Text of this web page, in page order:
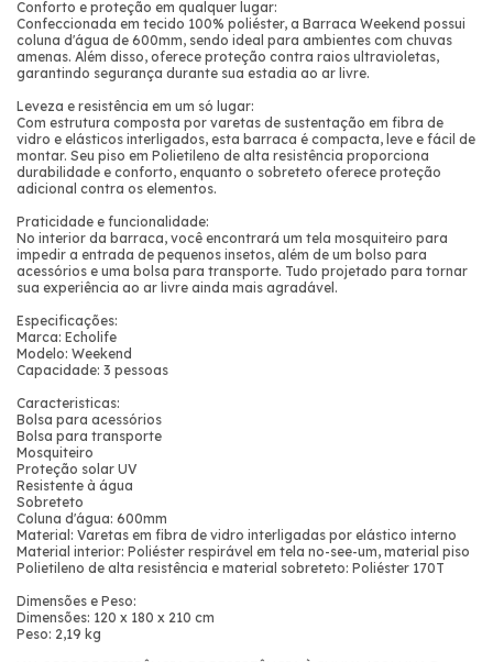
Conforto e proteção em qualquer lugar:
Confeccionada em tecido 100% poliéster, a Barraca Weekend possui
coluna d'água de 600mm, sendo ideal para ambientes com chuvas
amenas. Além disso, oferece proteção contra raios ultravioletas,
garantindo segurança durante sua estadia ao ar livre.
Leveza e resistência em um só lugar:
Com estrutura composta por varetas de sustentação em fibra de
vidro e elásticos interligados, esta barraca é compacta, leve e fácil de
montar. Seu piso em Polietileno de alta resistência proporciona
durabilidade e conforto, enquanto o sobreteto oferece proteção
adicional contra os elementos.
Praticidade e funcionalidade:
No interior da barraca, você encontrará um tela mosquiteiro para
impedir a entrada de pequenos insetos, além de um bolso para
acessórios e uma bolsa para transporte. Tudo projetado para tornar
sua experiência ao ar livre ainda mais agradável.
Especificações:
Marca: Echolife
Modelo: Weekend
Capacidade: 3 pessoas
Caracteristicas:
Bolsa para acessórios
Bolsa para transporte
Mosquiteiro
Proteção solar UV
Resistente à água
Sobreteto
Coluna d'água: 600mm
Material: Varetas em fibra de vidro interligadas por elástico interno
Material interior: Poliéster respirável em tela no-see-um, material piso
Polietileno de alta resistência e material sobreteto: Poliéster 170T
Dimensões e Peso:
Dimensões: 120 x 180 x 210 cm
Peso: 2,19 kg